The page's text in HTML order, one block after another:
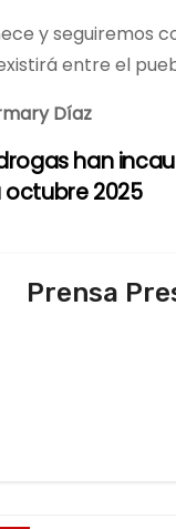
y seguiremos
entre el
Díaz
han
2025
Prensa